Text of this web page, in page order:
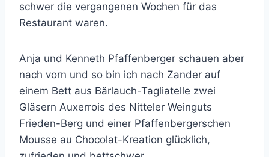
schwer die vergangenen Wochen für das
Restaurant waren.
Anja und Kenneth Pfaffenberger schauen aber
nach vorn und so bin ich nach Zander auf
einem Bett aus Bärlauch-Tagliatelle zwei
Gläsern Auxerrois des Nitteler Weinguts
Frieden-Berg und einer Pfaffenbergerschen
Mousse au Chocolat-Kreation glücklich,